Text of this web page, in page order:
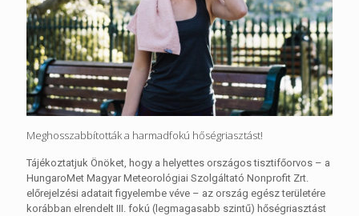
Meghosszabbították a harmadfokú hőségriasztást!
Tájékoztatjuk Önöket, hogy a helyettes országos tisztifőorvos – a
HungaroMet Magyar Meteorológiai Szolgáltató Nonprofit Zrt.
előrejelzési adatait figyelembe véve – az ország egész területére
korábban elrendelt III. fokú (legmagasabb szintű) hőségriasztást